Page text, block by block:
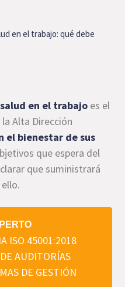
en el trabajo: qué debe
en el trabajo es el
Alta Dirección
el bienestar de sus
que espera del
que suministrará
ISO 45001:2018
AUDITORÍAS
DE GESTIÓN